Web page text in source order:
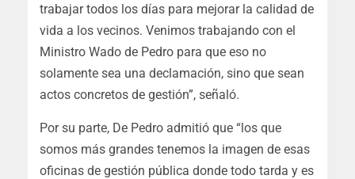
trabajar todos los días para mejorar la calidad de
vida a los vecinos. Venimos trabajando con el
Ministro Wado de Pedro para que eso no
solamente sea una declamación, sino que sean
actos concretos de gestión”, señaló.
Por su parte, De Pedro admitió que “los que
somos más grandes tenemos la imagen de esas
oficinas de gestión pública donde todo tarda y es